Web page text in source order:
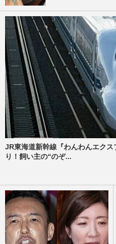
JR東海道新幹線『わんわんエク
り！飼い主の“のぞ...